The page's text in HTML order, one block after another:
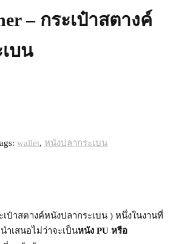
– กระเป๋าสตางค์
บน
wallet, หนังปลากระเบน
เป๋าสตางค์หนังปลากระเบน ) หนึ่งในงานที่
ำเสนอไม่ว่าจะเป็นหนัง PU หรือ